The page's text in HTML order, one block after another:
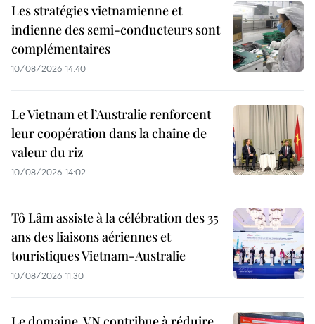
Les stratégies vietnamienne et
indienne des semi-conducteurs sont
complémentaires
10/08/2026 14:40
Le Vietnam et l’Australie renforcent
leur coopération dans la chaîne de
valeur du riz
10/08/2026 14:02
Tô Lâm assiste à la célébration des 35
ans des liaisons aériennes et
touristiques Vietnam-Australie
10/08/2026 11:30